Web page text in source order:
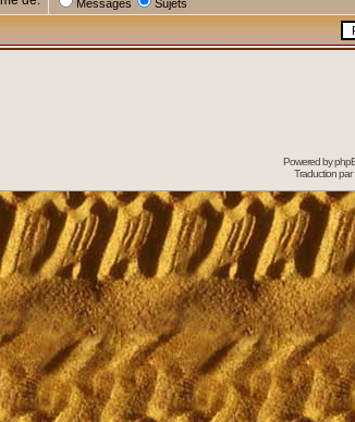
Messages Sujets
Powered by
Traduction par :